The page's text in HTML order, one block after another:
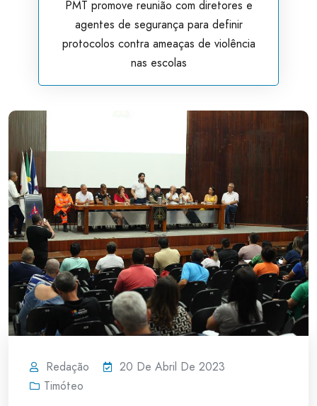
PMT promove reunião com diretores e
agentes de segurança para definir
protocolos contra ameaças de violência
nas escolas
Redação
20 De Abril De 2023
Timóteo